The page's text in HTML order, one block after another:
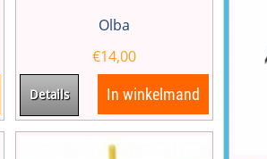
Olba
€14,00
Details In winkelmand